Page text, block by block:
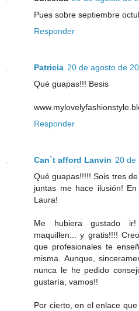
Pues sobre septiembre
Responder
Patricia 20 de agosto de
Qué guapas!!! Besis
Responder
Can`t afford Lanvin 20 de
Qué guapas!!!!! Sois tres
juntas me hace ilusión!
Laura!
Me hubiera gustado
maquillen... y gratis!!!!
que profesionales te
misma. Aunque,
nunca le he pedido
gustaría, vamos!!
Por cierto, en el enlace